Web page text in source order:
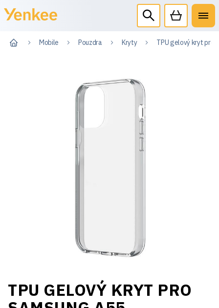
Mobile Pouzdra Kryty TPU gelový kryt pro
TPU GELOVÝ KRYT PRO